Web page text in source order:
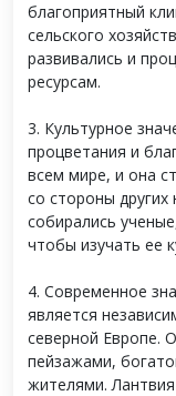
благоприятный
сельского
развивались и
ресурсам.
3. Культурное
процветания и
всем мире, и она
со стороны
собирались
чтобы изучать ее
4. Современное
является
северной Европе.
пейзажами,
жителями.